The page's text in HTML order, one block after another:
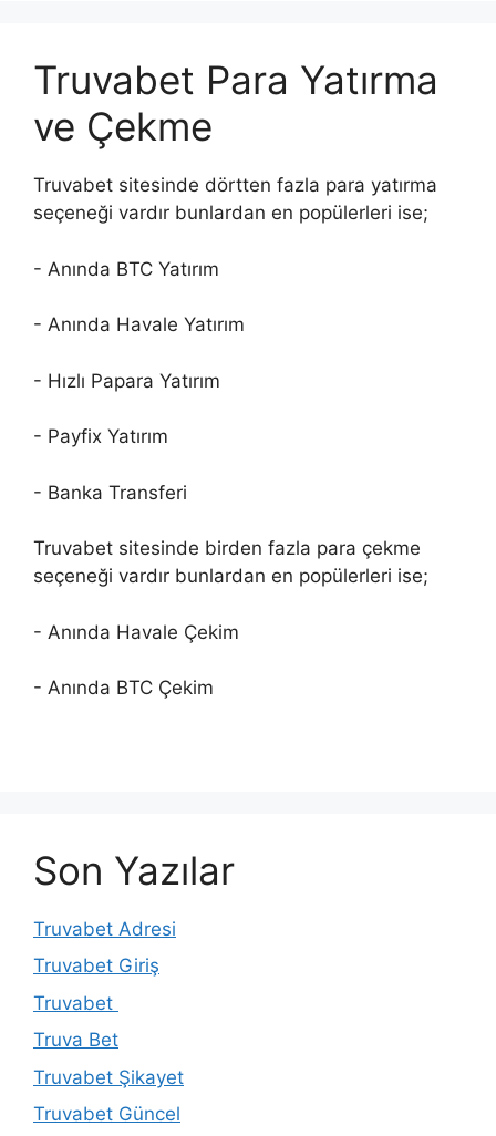
Truvabet Para Yatırma
ve Çekme
Truvabet sitesinde dörtten fazla para yatırma
seçeneği vardır bunlardan en popülerleri ise;
- Anında BTC Yatırım
- Anında Havale Yatırım
- Hızlı Papara Yatırım
- Payfix Yatırım
- Banka Transferi
Truvabet sitesinde birden fazla para çekme
seçeneği vardır bunlardan en popülerleri ise;
- Anında Havale Çekim
- Anında BTC Çekim
Son Yazılar
Truvabet Adresi
Truvabet Giriş
Truvabet
Truva Bet
Truvabet Şikayet
Truvabet Güncel